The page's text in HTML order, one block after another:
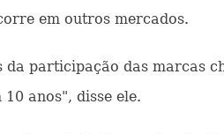
em outros mercados.
participação das marcas
anos", disse ele.